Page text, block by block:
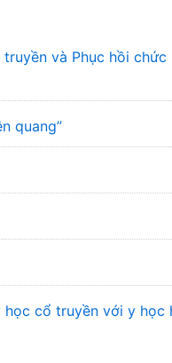
và Phục hồi chức
quang”
cổ truyền với y học